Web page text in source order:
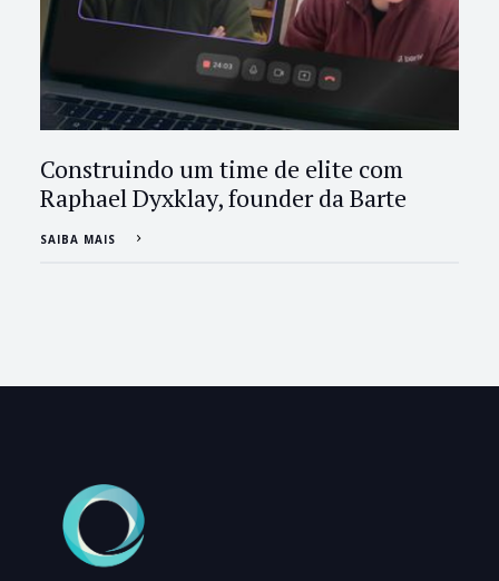
Construindo um time de elite com
Raphael Dyxklay, founder da Barte
SAIBA MAIS